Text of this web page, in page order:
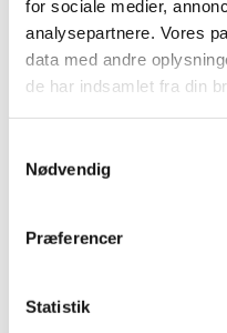
for sociale medier,
analysepartnere. Vores
data med andre
de har indsamlet fra din
Nødvendig
Præferencer
Statistik
aspirationspneumoni
GLP-1-medicin
| 12. juli 2024
Den europæiske
patienter, der får GLP-1-
PRAC-vurderer-
|10. juli 2024